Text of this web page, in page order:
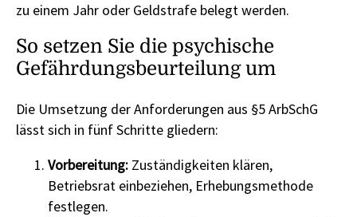
zu einem Jahr oder Geldstrafe belegt werden.
So setzen Sie die psychische
Gefährdungsbeurteilung um
Die Umsetzung der Anforderungen aus §5 ArbSchG
lässt sich in fünf Schritte gliedern:
Vorbereitung: Zuständigkeiten klären,
Betriebsrat einbeziehen, Erhebungsmethode
festlegen.